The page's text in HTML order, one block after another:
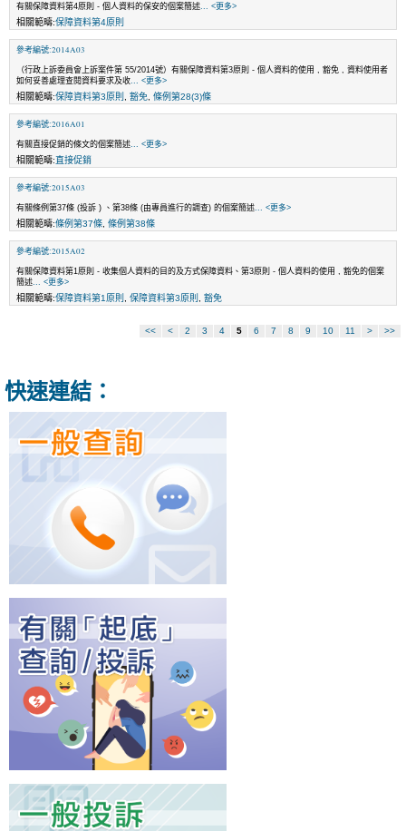
有關保障資料第4原則 - 個人資料的保安的個案簡述 ... <更多>
相關範疇:保障資料第4原則
參考編號:2014A03
（行政上訴委員會上訴案件第 55/2014號）有關保障資料第3原則 - 個人資料的使用 , 豁免 , 資料使用者
如何妥善處理查閱資料要求及收 ... <更多>
相關範疇:保障資料第3原則 豁免 條例第28(3)條
參考編號:2016A01
有關直接促銷的條文的個案簡述 ... <更多>
相關範疇:直接促銷
參考編號:2015A03
有關條例第37條 (投訴 ) 、第38條 (由專員進行的調查) 的個案簡述 ... <更多>
相關範疇:條例第37條 條例第38條
參考編號:2015A02
有關保障資料第1原則 - 收集個人資料的目的及方式保障資料、第3原則 - 個人資料的使用 , 豁免的個案
簡述 ... <更多>
相關範疇:保障資料第1原則 保障資料第3原則 豁免
<< < 2 3 4 5 6 7 8 9 10 11 > >>
快速連結：